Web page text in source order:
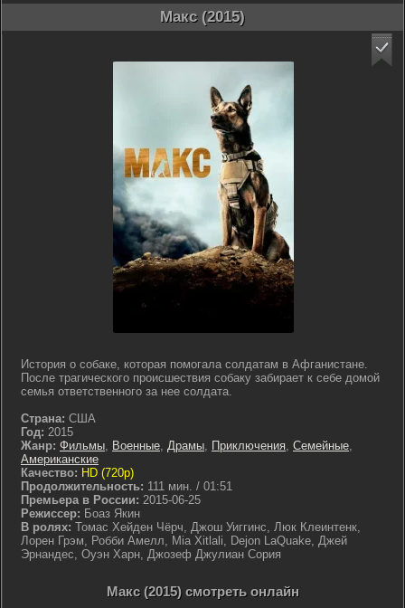
Макс (2015)
История о собаке, которая помогала солдатам в Афганистане.
После трагического происшествия собаку забирает к себе домой
семья ответственного за нее солдата.
Страна: США
Год: 2015
Жанр: Фильмы, Военные, Драмы, Приключения, Семейные,
Американские
Качество: HD (720p)
Продолжительность: 111 мин. / 01:51
Премьера в России: 2015-06-25
Режиссер: Боаз Якин
В ролях: Томас Хейден Чёрч, Джош Уиггинс, Люк Клеинтенк,
Лорен Грэм, Робби Амелл, Mia Xitlali, Dejon LaQuake, Джей
Эрнандес, Оуэн Харн, Джозеф Джулиан Сория
Макс (2015) смотреть онлайн